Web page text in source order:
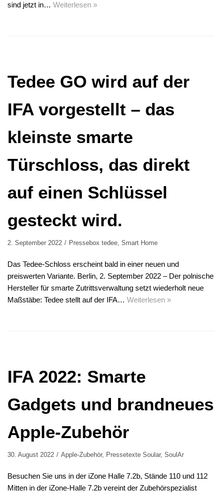
sind jetzt in… Weiterlesen »
Tedee GO wird auf der
IFA vorgestellt – das
kleinste smarte
Türschloss, das direkt
auf einen Schlüssel
gesteckt wird.
2. September 2022 Pressebox tedee, Smart Home
Das Tedee-Schloss erscheint bald in einer neuen und
preiswerten Variante. Berlin, 2. September 2022 – Der polnische
Hersteller für smarte Zutrittsverwaltung setzt wiederholt neue
Maßstäbe: Tedee stellt auf der IFA… Weiterlesen »
IFA 2022: Smarte
Gadgets und brandneues
Apple-Zubehör
30. August 2022 Apple-Zubehör, Pressetexte Soular, SoulAr
Besuchen Sie uns in der iZone Halle 7.2b, Stände 110 und 112
Mitten in der iZone-Halle 7.2b vereint der Zubehörspezialist